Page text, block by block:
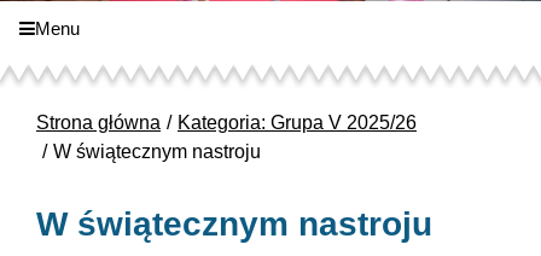
Menu
Strona główna
Kategoria: Grupa V 2025/26
W świątecznym nastroju
W świątecznym nastroju